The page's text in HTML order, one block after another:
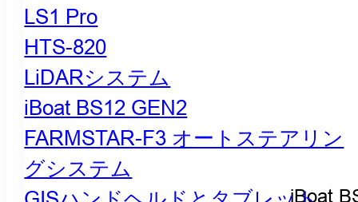
iBoat
LS1 Pro
HTS-820
LiDARシステム
iBoat BS12 GEN2
FARMSTAR-F3 オートステアリン
グシステム